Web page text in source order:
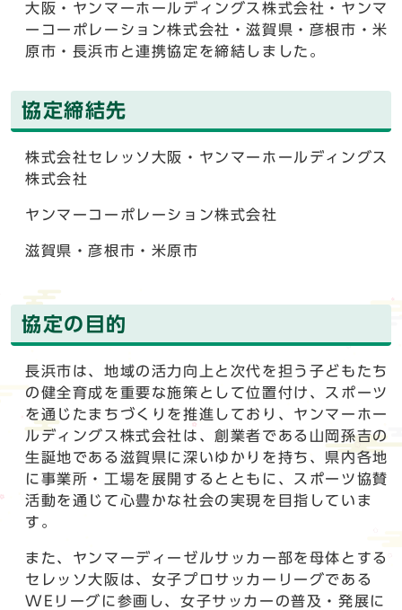
大阪・ヤンマーホールディングス株式会社・ヤンマ
ーコーポレーション株式会社・滋賀県・彦根市・米
原市・長浜市と連携協定を締結しました。
協定締結先
株式会社セレッソ大阪・ヤンマーホールディングス
株式会社
ヤンマーコーポレーション株式会社
滋賀県・彦根市・米原市
協定の目的
長浜市は、地域の活力向上と次代を担う子どもたち
の健全育成を重要な施策として位置付け、スポーツ
を通じたまちづくりを推進しており、ヤンマーホー
ルディングス株式会社は、創業者である山岡孫吉の
生誕地である滋賀県に深いゆかりを持ち、県内各地
に事業所・工場を展開するとともに、スポーツ協賛
活動を通じて心豊かな社会の実現を目指していま
す。
また、ヤンマーディーゼルサッカー部を母体とする
セレッソ大阪は、女子プロサッカーリーグである
WEリーグに参画し、女子サッカーの普及・発展に